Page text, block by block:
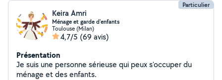
Particulier
Keira Amri
Ménage et garde d'enfants
Toulouse (Milan)
4,7/5 (69 avis)
Présentation
Je suis une personne sérieuse qui peux s'occuper du
ménage et des enfants.